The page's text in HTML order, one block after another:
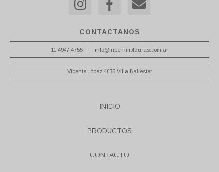
CONTACTANOS
11 4947 4755 info@iriberrimolduras.com.ar
Vicente López 4035 Villa Ballester
INICIO
PRODUCTOS
CONTACTO